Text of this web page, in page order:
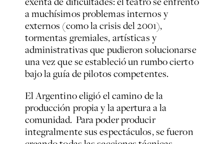
a muchísimos problemas internos y
externos (como la crisis del 2001),
tormentas gremiales, artísticas y
administrativas que pudieron solucionarse
una vez que se estableció un rumbo cierto
bajo la guía de pilotos competentes.
El Argentino eligió el camino de la
producción propia y la apertura a la
comunidad. Para poder producir
integralmente sus espectáculos, se fueron